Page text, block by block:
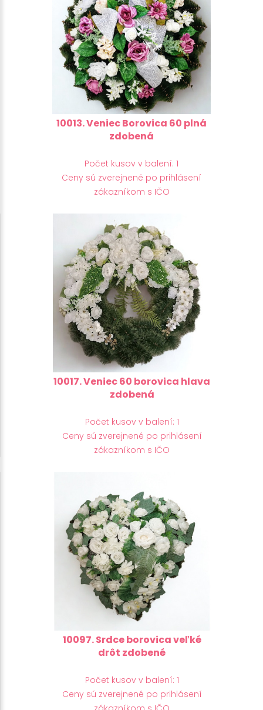
10013. Veniec Borovica 60 plná
zdobená
Počet kusov v balení: 1
Ceny sú zverejnené po prihlásení
zákazníkom s IČO
10017. Veniec 60 borovica hlava
zdobená
Počet kusov v balení: 1
Ceny sú zverejnené po prihlásení
zákazníkom s IČO
10097. Srdce borovica veľké
drôt zdobené
Počet kusov v balení: 1
Ceny sú zverejnené po prihlásení